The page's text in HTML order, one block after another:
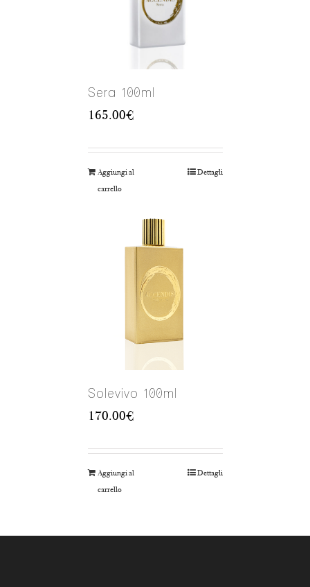
Sera 100ml
165.00€
Aggiungi al
carrello
Dettagli
Solevivo 100ml
170.00€
Aggiungi al
carrello
Dettagli